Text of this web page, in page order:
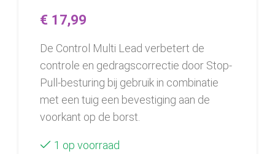
€ 17,99
De Control Multi Lead verbetert de
controle en gedragscorrectie door Stop-
Pull-besturing bij gebruik in combinatie
met een tuig een bevestiging aan de
voorkant op de borst.
1 op voorraad